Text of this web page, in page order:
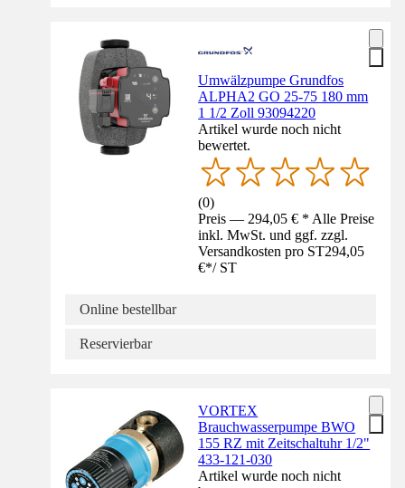
Umwälzpumpe Grundfos
ALPHA2 GO 25-75 180 mm
1 1/2 Zoll 93094220
Artikel wurde noch nicht
bewertet.
(0)
Preis — 294,05 € * Alle Preise
inkl. MwSt. und ggf. zzgl.
Versandkosten pro ST294,05
€*/ ST
Online bestellbar
Reservierbar
VORTEX
Brauchwasserpumpe BWO
155 RZ mit Zeitschaltuhr 1/2"
433-121-030
Artikel wurde noch nicht